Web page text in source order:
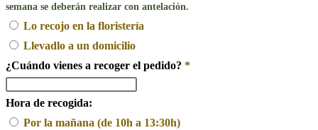
semana se deberán realizar con antelación.
Lo recojo en la floristería
Llevadlo a un domicilio
¿Cuándo vienes a recoger el pedido? *
Hora de recogida:
Por la mañana (de 10h a 13:30h)